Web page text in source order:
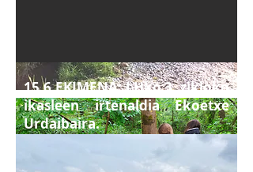
15.6EKIMENA:LHko 3. zikloko
ikasleen irtenaldia Ekoetxe
Urdaibaira.